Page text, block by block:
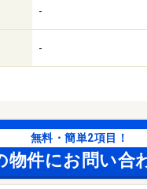
-
-
無料・簡単2項目！
物件にお問い合